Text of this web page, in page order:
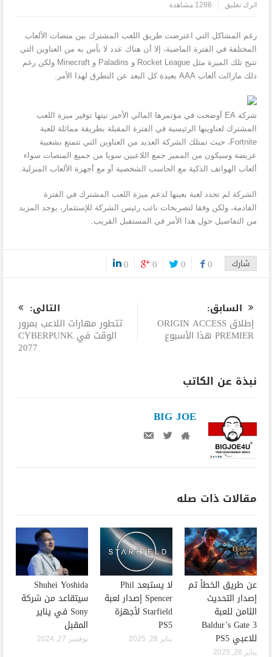
اترك تعليق
1286 مشاهدة
رغم المشاكل التي اعترضت طريق اللعب المشترك بين منصات الألعاب
المختلفة في الفترة الماضية، إلا أن هناك عدد لا بأس به من العناوين التي
تتيح تلك الميزة مثل Rocket League و Paladins و Minecraft ولكن رغم
ذلك مازالت ألعاب AAA بعيدة كل البعد عن التطرق لهذا الأمر.
شركة EA أوضحت في مؤتمرها المالي الأخير نيتها توفير ميزة اللعب
المشترك لعناوينها الرئيسية في الفترة المقبلة بطريقة مماثلة للعبة
Fortnite، حيث تمتلك الشركة العديد من العناوين التي تتمتع بشعبية
عريضة وسيكون من المميز جمع اللاعبين سويا من جميع المنصات سواء
ألعاب الهواتف الذكية مع الحاسب الشخصية أو مع أجهزة الألعاب المنزلية.
الشركة لم تحدد لعبة بعينها لدعم ميزة اللعب المشترك في الفترة
القادمة، ولكن وفقا لتصريحات نائب رئيس الشركة للإستثمار، يوجد المزيد
من التفاصيل حول هذا الأمر في المستقبل القريب.
شارك 0
0
0
0
السابق:
إطلاق ORIGIN ACCESS
PREMIER هذا الأسبوع
التالى:
تتطور مهارات اللاعب بمرور
الوقت في CYBERPUNK
2077
نبذة عن الكاتب
BIG JOE
مقالات ذات صله
عن طريق الخطأ تم
إصدار التحديث
الثامن للعبة
Baldur’s Gate 3
للاعبي PS5
يناير 28, 2025
لا يستبعد Phil
Spencer إصدار لعبة
Starfield لأجهزة
PS5
يناير 28, 2025
Shuhei Yoshida
سيتقاعد من شركة
Sony في يناير
المقبل
نوفمبر 27, 2024